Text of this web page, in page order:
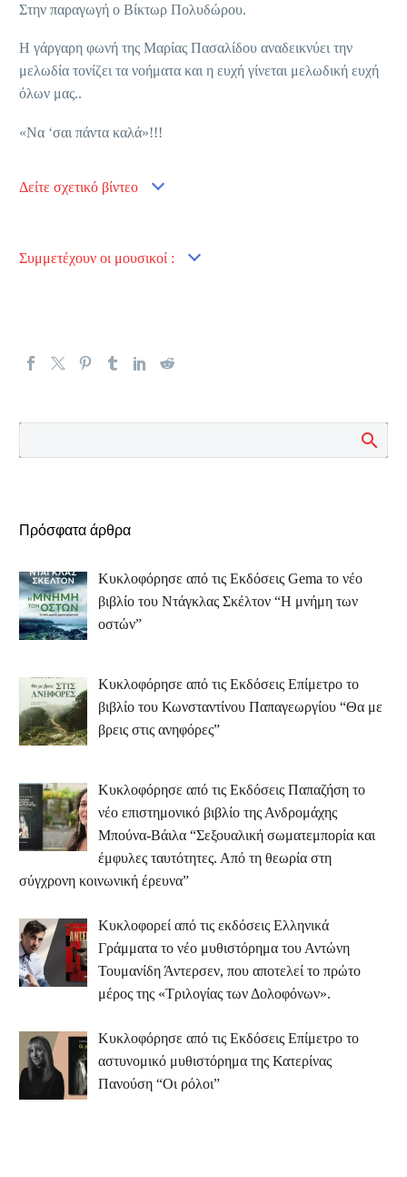
Στην παραγωγή ο Βίκτωρ Πολυδώρου.
Η γάργαρη φωνή της Μαρίας Πασαλίδου αναδεικνύει την
μελωδία τονίζει τα νοήματα και η ευχή γίνεται μελωδική ευχή
όλων μας..
«Να ‘σαι πάντα καλά»!!!
Δείτε σχετικό βίντεο
Συμμετέχουν οι μουσικοί :
Πρόσφατα άρθρα
Κυκλοφόρησε από τις Εκδόσεις Gema το νέο
βιβλίο του Ντάγκλας Σκέλτον “Η μνήμη των
οστών”
Κυκλοφόρησε από τις Εκδόσεις Επίμετρο το
βιβλίο του Κωνσταντίνου Παπαγεωργίου “Θα με
βρεις στις ανηφόρες”
Κυκλοφόρησε από τις Εκδόσεις Παπαζήση το
νέο επιστημονικό βιβλίο της Ανδρομάχης
Μπούνα-Βάιλα “Σεξουαλική σωματεμπορία και
έμφυλες ταυτότητες. Από τη θεωρία στη
σύγχρονη κοινωνική έρευνα”
Κυκλοφορεί από τις εκδόσεις Ελληνικά
Γράμματα το νέο μυθιστόρημα του Αντώνη
Τουμανίδη Άντερσεν, που αποτελεί το πρώτο
μέρος της «Τριλογίας των Δολοφόνων».
Κυκλοφόρησε από τις Εκδόσεις Επίμετρο το
αστυνομικό μυθιστόρημα της Κατερίνας
Πανούση “Οι ρόλοι”